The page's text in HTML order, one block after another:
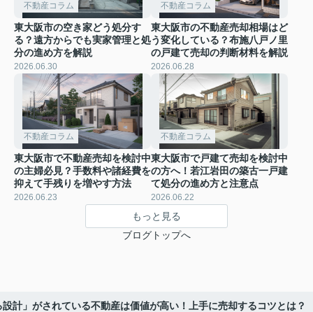
不動産コラム
東大阪市の空き家どう処分す
る？遠方からでも実家管理と処
分の進め方を解説
2026.06.30
不動産コラム
東大阪市の不動産売却相場はど
う変化している？布施八戸ノ里
の戸建て売却の判断材料を解説
2026.06.28
不動産コラム
東大阪市で不動産売却を検討中
の主婦必見？手数料や諸経費を
抑えて手残りを増やす方法
2026.06.23
不動産コラム
東大阪市で戸建て売却を検討中
の方へ！若江岩田の築古一戸建
て処分の進め方と注意点
2026.06.22
もっと見る
ブログトップへ
計」がされている不動産は価値が高い！上手に売却するコツとは？